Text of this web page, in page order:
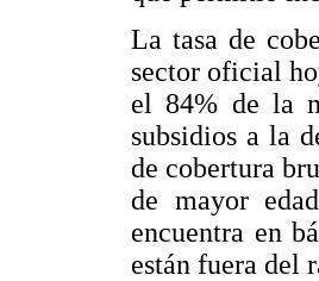
La tasa de
sector oficial
el 84% de la
subsidios a la
de cobertura
de mayor
encuentra en
están fuera del